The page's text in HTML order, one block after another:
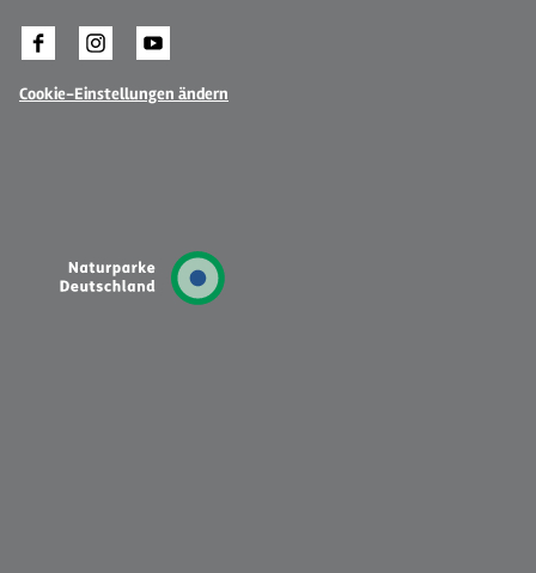
Cookie-Einstellungen ändern